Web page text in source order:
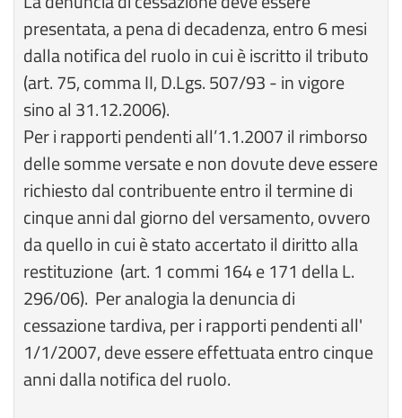
presentata, a pena di decadenza, entro 6 mesi
dalla notifica del ruolo in cui è iscritto il tributo
(art. 75, comma II, D.Lgs. 507/93 - in vigore
sino al 31.12.2006).
Per i rapporti pendenti all’1.1.2007 il rimborso
delle somme versate e non dovute deve essere
richiesto dal contribuente entro il termine di
cinque anni dal giorno del versamento, ovvero
da quello in cui è stato accertato il diritto alla
restituzione (art. 1 commi 164 e 171 della L.
296/06). Per analogia la denuncia di
cessazione tardiva, per i rapporti pendenti all'
1/1/2007, deve essere effettuata entro cinque
anni dalla notifica del ruolo.